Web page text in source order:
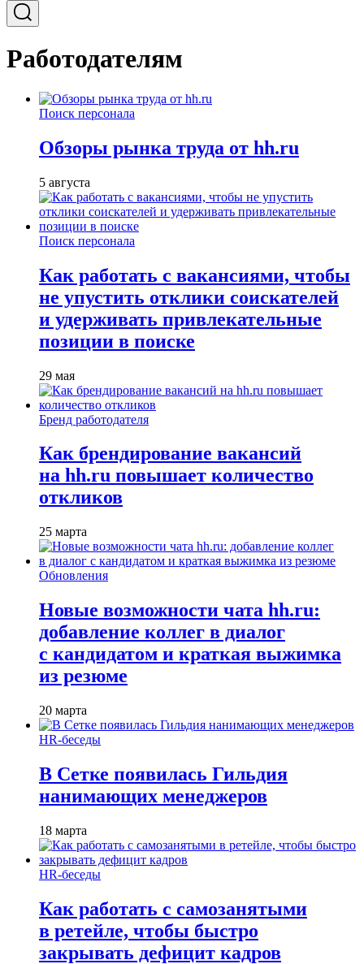
Работодателям
Поиск персонала
Обзоры рынка труда от hh.ru
5 августа
Поиск персонала
Как работать с вакансиями, чтобы
не упустить отклики соискателей
и удерживать привлекательные
позиции в поиске
29 мая
Бренд работодателя
Как брендирование вакансий
на hh.ru повышает количество
откликов
25 марта
Обновления
Новые возможности чата hh.ru:
добавление коллег в диалог
с кандидатом и краткая выжимка
из резюме
20 марта
HR-беседы
В Сетке появилась Гильдия
нанимающих менеджеров
18 марта
HR-беседы
Как работать с самозанятыми
в ретейле, чтобы быстро
закрывать дефицит кадров